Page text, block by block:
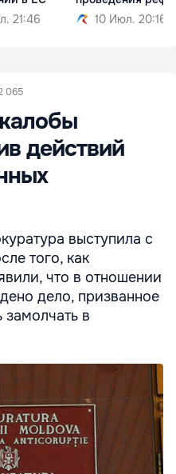
21:46
10 Июл. 20:16
065
действий
выступила с
того, как
что в отношении
дело, призванное
замолчать в